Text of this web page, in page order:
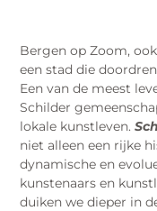
Bergen op Zoom,
een stad die
Een van de meest
Schilder
lokale kunstleven.
niet alleen een rijke
dynamische en
kunstenaars en
duiken we dieper in